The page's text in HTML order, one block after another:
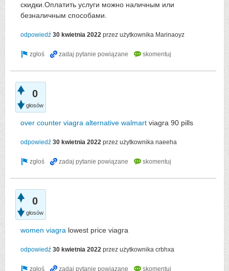
скидки.Оплатить услуги можно наличным или
безналичным способами.
odpowiedź 30 kwietnia 2022 przez użytkownika Marinaoyz
0
głosów
over counter viagra alternative walmart viagra 90 pills
odpowiedź 30 kwietnia 2022 przez użytkownika naeeha
0
głosów
women viagra lowest price viagra
odpowiedź 30 kwietnia 2022 przez użytkownika crbhxa